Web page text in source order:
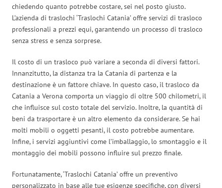
chiedendo quanto potrebbe costare, sei nel posto giusto.
L’azienda di traslochi ‘Traslochi Catania’ offre servizi di trasloco
professionali a prezzi equi, garantendo un processo di trasloco
senza stress e senza sorprese.
Il costo di un trasloco può variare a seconda di diversi fattori.
Innanzitutto, la distanza tra la Catania di partenza e la
destinazione è un fattore chiave. In questo caso, il trasloco da
Catania a Verona comporta un viaggio di oltre 500 chilometri, il
che influisce sul costo totale del servizio. Inoltre, la quantità di
beni da trasportare è un altro elemento da considerare. Se hai
molti mobili o oggetti pesanti, il costo potrebbe aumentare.
Infine, i servizi aggiuntivi come l’imballaggio, lo smontaggio e il
montaggio dei mobili possono influire sul prezzo finale.
Fortunatamente, ‘Traslochi Catania’ offre un preventivo
personalizzato in base alle tue esigenze specifiche, con diversi